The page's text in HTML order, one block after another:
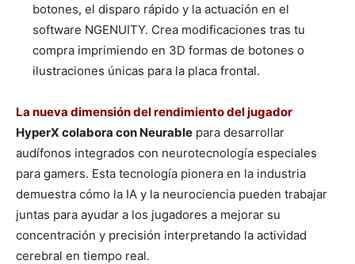
botones, el disparo rápido y la actuación en el
software NGENUITY. Crea modificaciones tras tu
compra imprimiendo en 3D formas de botones o
ilustraciones únicas para la placa frontal.
La nueva dimensión del rendimiento del jugador
HyperX colabora con Neurable para desarrollar
audífonos integrados con neurotecnología especiales
para gamers. Esta tecnología pionera en la industria
demuestra cómo la IA y la neurociencia pueden trabajar
juntas para ayudar a los jugadores a mejorar su
concentración y precisión interpretando la actividad
cerebral en tiempo real.